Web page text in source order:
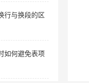
行与换段的区
如何避免表项